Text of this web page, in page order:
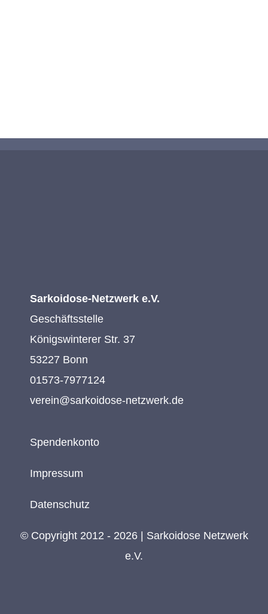
Sarkoidose-Netzwerk e.V.
Geschäftsstelle
Königswinterer Str. 37
53227 Bonn
01573-7977124
verein@sarkoidose-netzwerk.de
Spendenkonto
Impressum
Datenschutz
© Copyright 2012 - 2026 | Sarkoidose Netzwerk
e.V.